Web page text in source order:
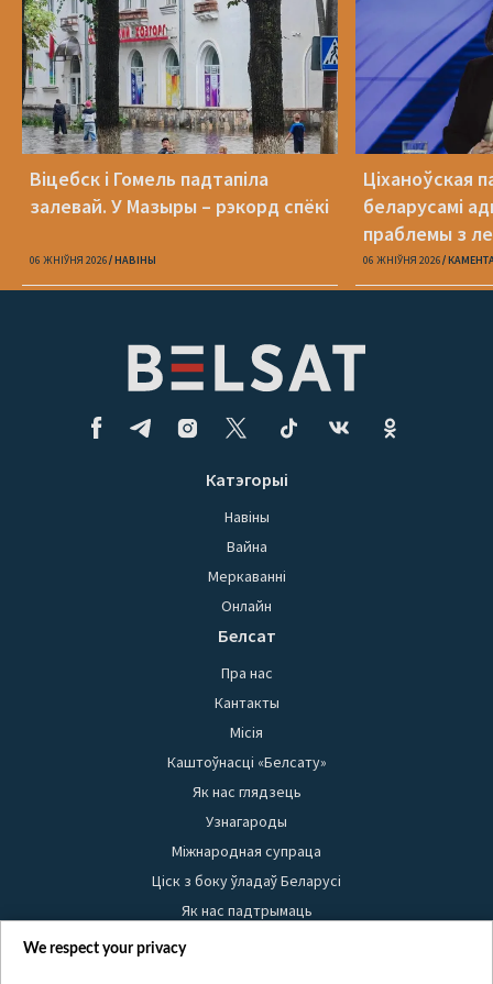
Віцебск і Гомель падтапіла
залевай. У Мазыры – рэкорд спёкі
06 ЖНІЎНЯ 2026 НАВІНЫ
Ціханоўская
беларусамі
праблемы з
06 ЖНІЎНЯ 2026
Катэгорыі
Навіны
Вайна
Меркаванні
Онлайн
Белсат
Пра нас
Кантакты
Місія
Каштоўнасці «Белсату»
Як нас глядзець
Узнагароды
Міжнародная супраца
Ціск з боку ўладаў Беларусі
Як нас падтрымаць
Правілы выкарыстання матэрыялаў
We respect your privacy